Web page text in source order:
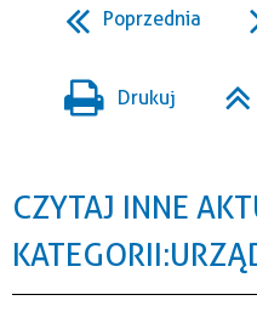
Poprzednia
Drukuj
CZYTAJ INNE
KATEGORII: